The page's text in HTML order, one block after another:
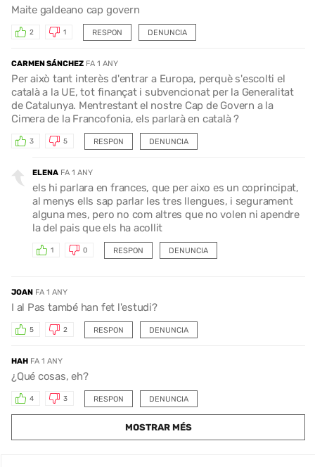
Maite galdeano cap govern
RESPON
2 1 DENUNCIA
CARMEN SÁNCHEZ FA 1 ANY
Per això tant interès d'entrar a Europa, perquè s'escolti el
català a la UE, tot finançat i subvencionat per la Generalitat
de Catalunya. Mentrestant el nostre Cap de Govern a la
Cimera de la Francofonia, els parlarà en català ?
RESPON
3 5 DENUNCIA
ELENA FA 1 ANY
els hi parlara en frances, que per aixo es un coprincipat,
al menys ells sap parlar les tres llengues, i segurament
alguna mes, pero no com altres que no volen ni apendre
la del pais que els ha acollit
RESPON
1 0 DENUNCIA
JOAN FA 1 ANY
I al Pas també han fet l'estudi?
RESPON
5 2 DENUNCIA
HAH FA 1 ANY
¿Qué cosas, eh?
RESPON
4 3 DENUNCIA
MOSTRAR MÉS